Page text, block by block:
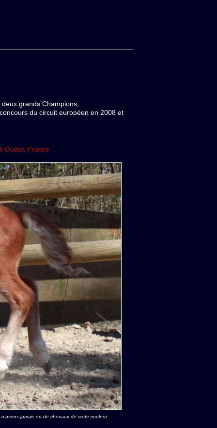
grands Champions,
du circuit européen en 2008 et
Oudot, France
jamais eu de chevaux de cette couleur